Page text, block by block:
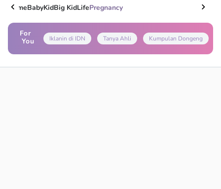
HomeBabyKidBig KidLifePregnancy
For
You
Iklanin di IDN Tanya Ahli Kumpulan Dongeng